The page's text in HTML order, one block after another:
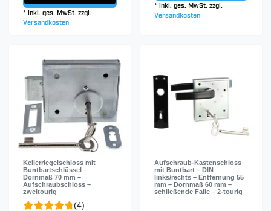
*inkl. ges. MwSt. zzgl.
Versandkosten
*inkl. ges. MwSt. zzgl.
Versandkosten
Kellerriegelschloss mit
Buntbartschlüssel –
Dornmaß 70 mm –
Aufschraubschloss –
zweitourig
(4)
Aufschraub-Kastenschloss
mit Buntbart – DIN
links/rechts – Entfernung 55
mm – Dornmaß 60 mm –
schließende Falle – 2-tourig